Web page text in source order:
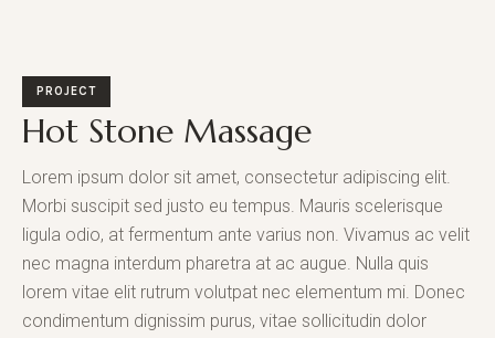
PROJECT
Hot Stone Massage
Lorem ipsum dolor sit amet, consectetur adipiscing elit.
Morbi suscipit sed justo eu tempus. Mauris scelerisque
ligula odio, at fermentum ante varius non. Vivamus ac velit
nec magna interdum pharetra at ac augue. Nulla quis
lorem vitae elit rutrum volutpat nec elementum mi. Donec
condimentum dignissim purus, vitae sollicitudin dolor